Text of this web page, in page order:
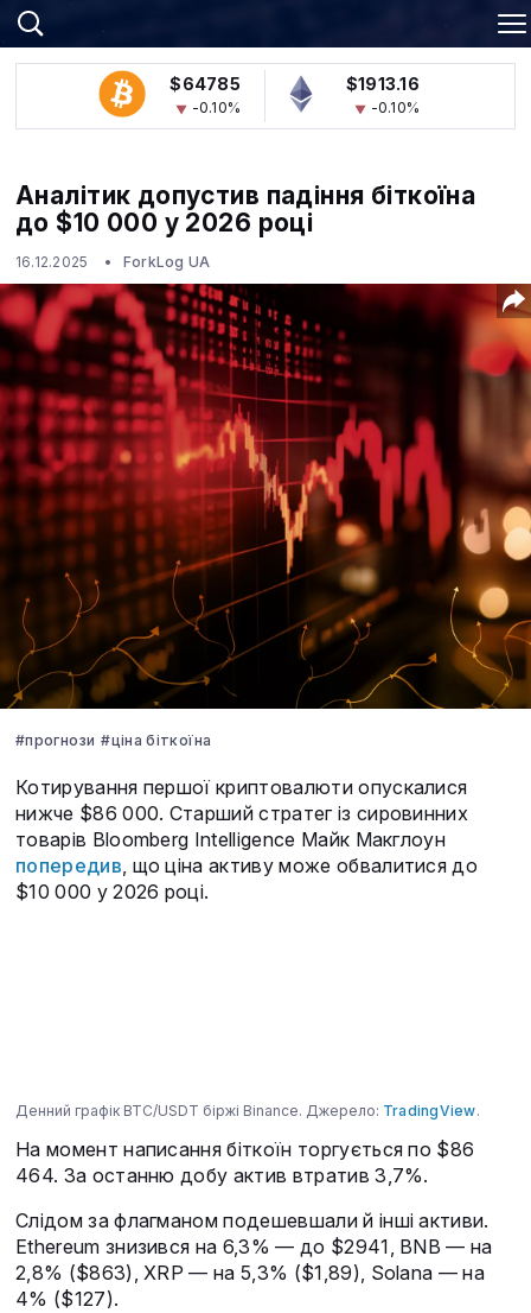
$64785
-0.10%
$1913.16
-0.10%
Аналітик допустив падіння біткоїна
до $10 000 у 2026 році
16.12.2025 ForkLog UA
#прогнози #ціна біткоїна
Котирування першої криптовалюти опускалися
нижче $86 000. Старший стратег із сировинних
товарів Bloomberg Intelligence Майк Макглоун
попередив, що ціна активу може обвалитися до
$10 000 у 2026 році.
Денний графік BTC/USDT біржі Binance. Джерело: TradingView.
На момент написання біткоїн торгується по $86
464. За останню добу актив втратив 3,7%.
Слідом за флагманом подешевшали й інші активи.
Ethereum знизився на 6,3% — до $2941, BNB — на
2,8% ($863), XRP — на 5,3% ($1,89), Solana — на
4% ($127).